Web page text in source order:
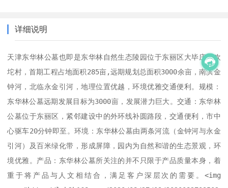
详细说明
天津东华林公墓也即是东华林自然生态陵园位于东丽区大毕庄镇欢
坨村，首期工程占地面积285亩,远期规划总面积3000余亩，南滨金
钟河，北临永金引河，地理位置优越，环境优雅交通便利。规模：
东华林公墓远期发展目标为3000亩，发展潜力巨大。交通：东华林
公墓位于东丽区，紧邻建设中的外环线补圆路段，交通便利，市中
心驱车20分钟即至。环境：东华林公墓由两条河流（金钟河与永金
引河）及百米绿化带，形成屏障，园内为自然和谐的生态景观，环
境优雅。产品：东华林公墓所关注的并不只限于产品质量本身，着
重于将产品与人文相结合，满足客户深层次的需要。<img